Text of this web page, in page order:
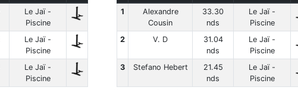
Le Jaï -
Piscine
Le Jaï -
Piscine
Le Jaï -
Piscine
1
Alexandre
Cousin
33.30
nds
Le Jaï -
Piscine
2
V. D
31.04
nds
Le Jaï -
Piscine
3
Stefano Hebert
21.45
nds
Le Jaï -
Piscine